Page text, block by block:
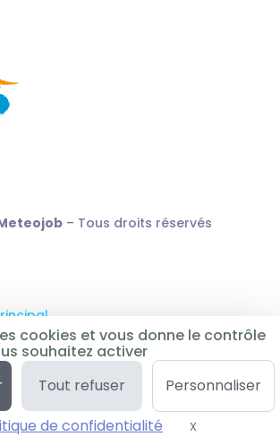
– Tous droits réservés
cookies et vous donne le contrôle
souhaitez activer
Tout refuser
Personnaliser
de confidentialité
X